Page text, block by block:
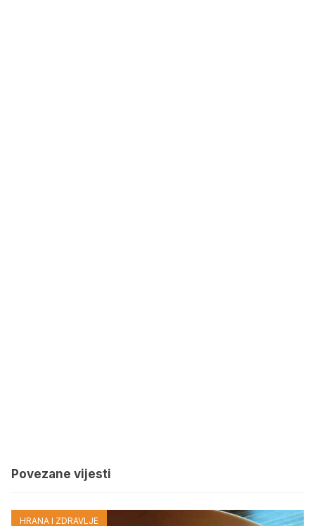
Povezane vijesti
HRANA I ZDRAVLJE